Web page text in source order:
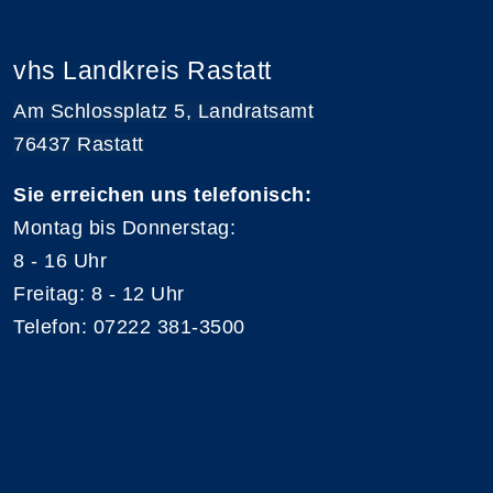
vhs Landkreis Rastatt
Am Schlossplatz 5, Landratsamt
76437 Rastatt
Sie erreichen uns telefonisch:
Montag bis Donnerstag:
8 - 16 Uhr
Freitag: 8 - 12 Uhr
Telefon: 07222 381-3500